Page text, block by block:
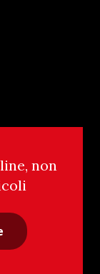
non